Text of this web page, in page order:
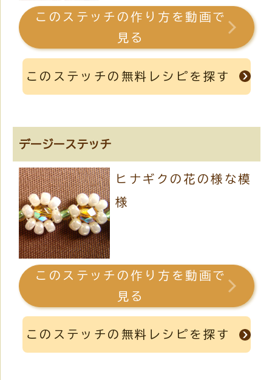
このステッチの作り方を動画で
見る
このステッチの無料レシピを探す
デージーステッチ
ヒナギクの花の様な模
様
このステッチの作り方を動画で
見る
このステッチの無料レシピを探す